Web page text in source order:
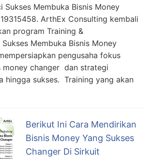
Sukses Membuka Bisnis Money
ArthEx Consulting kembali
program Training &
Membuka Bisnis Money
pengusaha fokus
money changer dan strategi
hingga sukses. Training yang akan
Berikut Ini Cara Mendirikan
Bisnis Money Yang Sukses
Changer Di Sirkuit